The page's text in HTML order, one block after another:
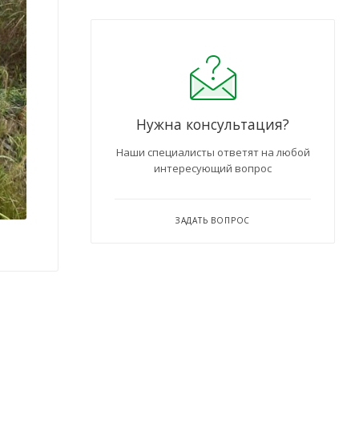
Нужна консультация?
Наши специалисты ответят на любой
интересующий вопрос
ЗАДАТЬ ВОПРОС